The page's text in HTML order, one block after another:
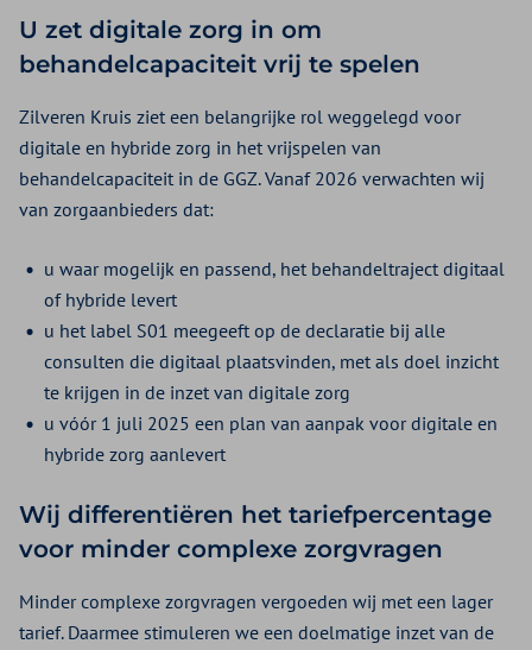
U zet digitale zorg in om
behandelcapaciteit vrij te spelen
Zilveren Kruis ziet een belangrijke rol weggelegd voor
digitale en hybride zorg in het vrijspelen van
behandelcapaciteit in de GGZ. Vanaf 2026 verwachten wij
van zorgaanbieders dat:
u waar mogelijk en passend, het behandeltraject digitaal
of hybride levert
u het label S01 meegeeft op de declaratie bij alle
consulten die digitaal plaatsvinden, met als doel inzicht
te krijgen in de inzet van digitale zorg
u vóór 1 juli 2025 een plan van aanpak voor digitale en
hybride zorg aanlevert
Wij differentiëren het tariefpercentage
voor minder complexe zorgvragen
Minder complexe zorgvragen vergoeden wij met een lager
tarief. Daarmee stimuleren we een doelmatige inzet van de